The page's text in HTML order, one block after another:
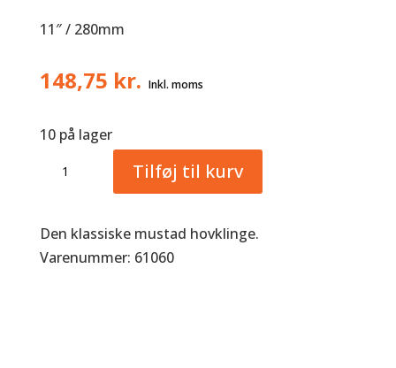
11″ / 280mm
148,75 kr.
10 på lager
Hovklinge
Tilføj til kurv
Den klassiske mustad hovklinge.
Varenummer: 61060